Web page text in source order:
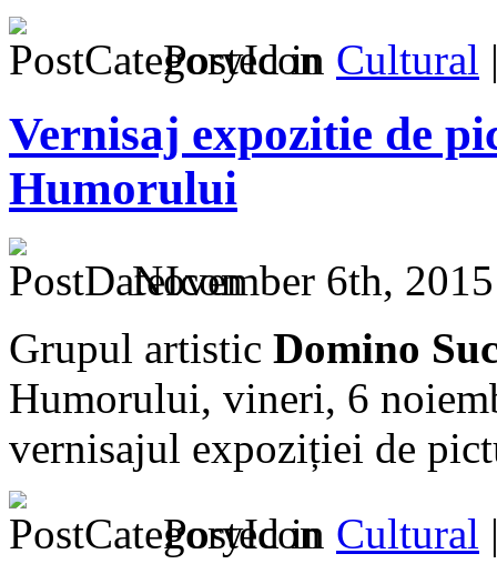
Posted in Cultural
Vernisaj expozitie de
Humorului
November 6th,
Grupul artistic Domino
Humorului, vineri, 6
vernisajul expoziției de
Posted in Cultural